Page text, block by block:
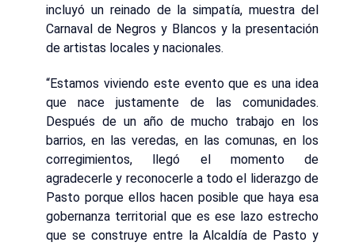
incluyó un reinado de la simpatía, muestra del
Carnaval de Negros y Blancos y la presentación
de artistas locales y nacionales.
“Estamos viviendo este evento que es una idea
que nace justamente de las comunidades.
Después de un año de mucho trabajo en los
barrios, en las veredas, en las comunas, en los
corregimientos, llegó el momento de
agradecerle y reconocerle a todo el liderazgo de
Pasto porque ellos hacen posible que haya esa
gobernanza territorial que es ese lazo estrecho
que se construye entre la Alcaldía de Pasto y